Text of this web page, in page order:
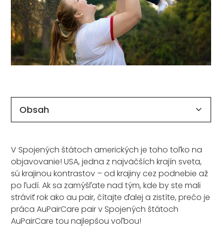
Obsah
V Spojených štátoch amerických je toho toľko na
objavovanie! USA, jedna z najväčších krajín sveta,
sú krajinou kontrastov – od krajiny cez podnebie až
po ľudí. Ak sa zamýšľate nad tým, kde by ste mali
stráviť rok ako au pair, čítajte ďalej a zistíte, prečo je
práca AuPairCare pair v Spojených štátoch
AuPairCare tou najlepšou voľbou!